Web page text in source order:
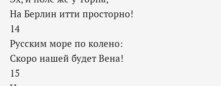
На Берлин итти просторно!
14
Русским море по колено:
Скоро нашей будет Вена!
15